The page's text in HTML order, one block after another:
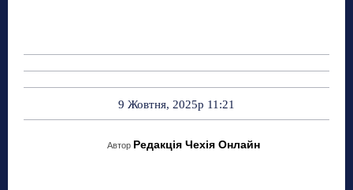
9 Жовтня, 2025р 11:21
Автор Редакція Чехія Онлайн